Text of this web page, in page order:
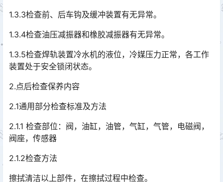
1.3.3检查前、后车钩及缓冲装置有无异常。
1.3.4检查油压减振器和橡胶减振器有无异常。
1.3.5检查焊轨装置冷水机的液位，冷媒压力正常，各工作
装置处于安全锁闭状态。
2.点后检查保养内容
2.1通用部分检查标准及方法
2.1.1 检查部位：阀，油缸，油管，气缸，气管，电磁阀，
阀座，传感器
2.1.2检查方法
擦拭清洁以上部件，在擦拭过程中检查。